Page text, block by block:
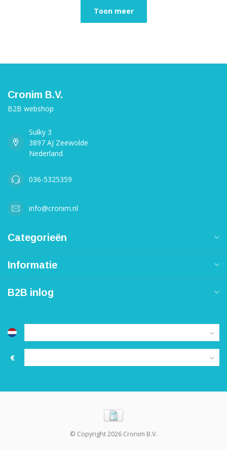
Toon meer
Cronim B.V.
B2B webshop
Sulky 3
3897 AJ Zeewolde
Nederland
036-5325359
info@cronim.nl
Categorieën
Informatie
B2B inlog
€
© Copyright 2026 Cronim B.V.